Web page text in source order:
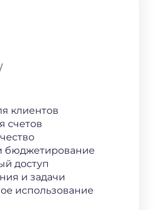
клиентов
счетов
бюджетирование
доступ
и задачи
использование